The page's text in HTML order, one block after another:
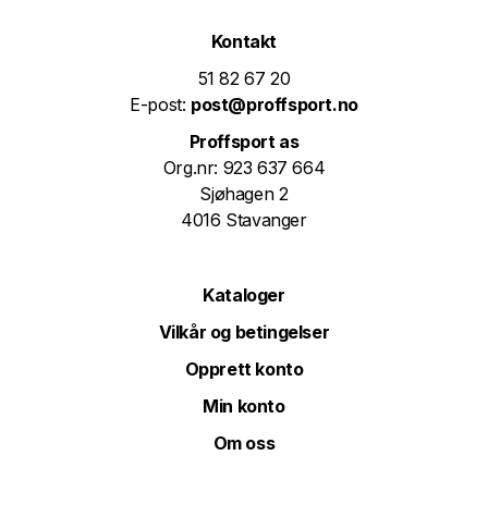
Kontakt
51 82 67 20
E-post: post@proffsport.no
Proffsport as
Org.nr: 923 637 664
Sjøhagen 2
4016 Stavanger
Kataloger
Vilkår og betingelser
Opprett konto
Min konto
Om oss